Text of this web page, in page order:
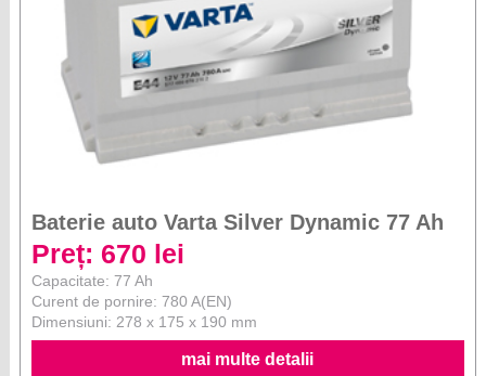
Baterie auto Varta Silver Dynamic 77 Ah
Preț: 670 lei
Capacitate: 77 Ah
Curent de pornire: 780 A(EN)
Dimensiuni: 278 x 175 x 190 mm
mai multe detalii